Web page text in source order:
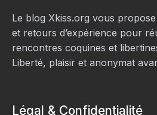
Le blog Xkiss.org vous
et retours d’expérience pour
rencontres coquines et
Liberté, plaisir et anonymat
Légal & Confidentialité